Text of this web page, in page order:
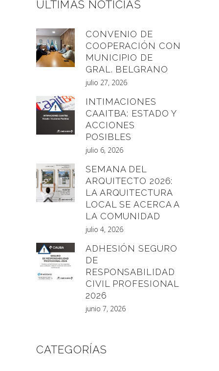
ÚLTIMAS NOTICIAS
CONVENIO DE
COOPERACIÓN CON
MUNICIPIO DE
GRAL. BELGRANO
julio 27, 2026
INTIMACIONES
CAAITBA: ESTADO Y
ACCIONES
POSIBLES
julio 6, 2026
SEMANA DEL
ARQUITECTO 2026:
LA ARQUITECTURA
LOCAL SE ACERCA A
LA COMUNIDAD
julio 4, 2026
ADHESIÓN SEGURO
DE
RESPONSABILIDAD
CIVIL PROFESIONAL
2026
junio 7, 2026
CATEGORÍAS